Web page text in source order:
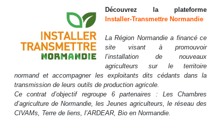
Découvrez la plateforme
Installer-Transmettre Normandie
La Région Normandie a financé ce
site visant à promouvoir
l’installation de nouveaux
agriculteurs sur le territoire
normand et accompagner les exploitants dits cédants dans la
transmission de leurs outils de production agricole.
Ce contrat d’objectif regroupe 6 partenaires : Les Chambres
d’agriculture de Normandie, les Jeunes agriculteurs, le réseau des
CIVAMs, Terre de liens, l’ARDEAR, Bio en Normandie.